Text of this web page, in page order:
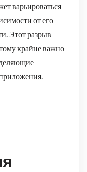
варьироваться
от его
Этот разрыв
крайне важно